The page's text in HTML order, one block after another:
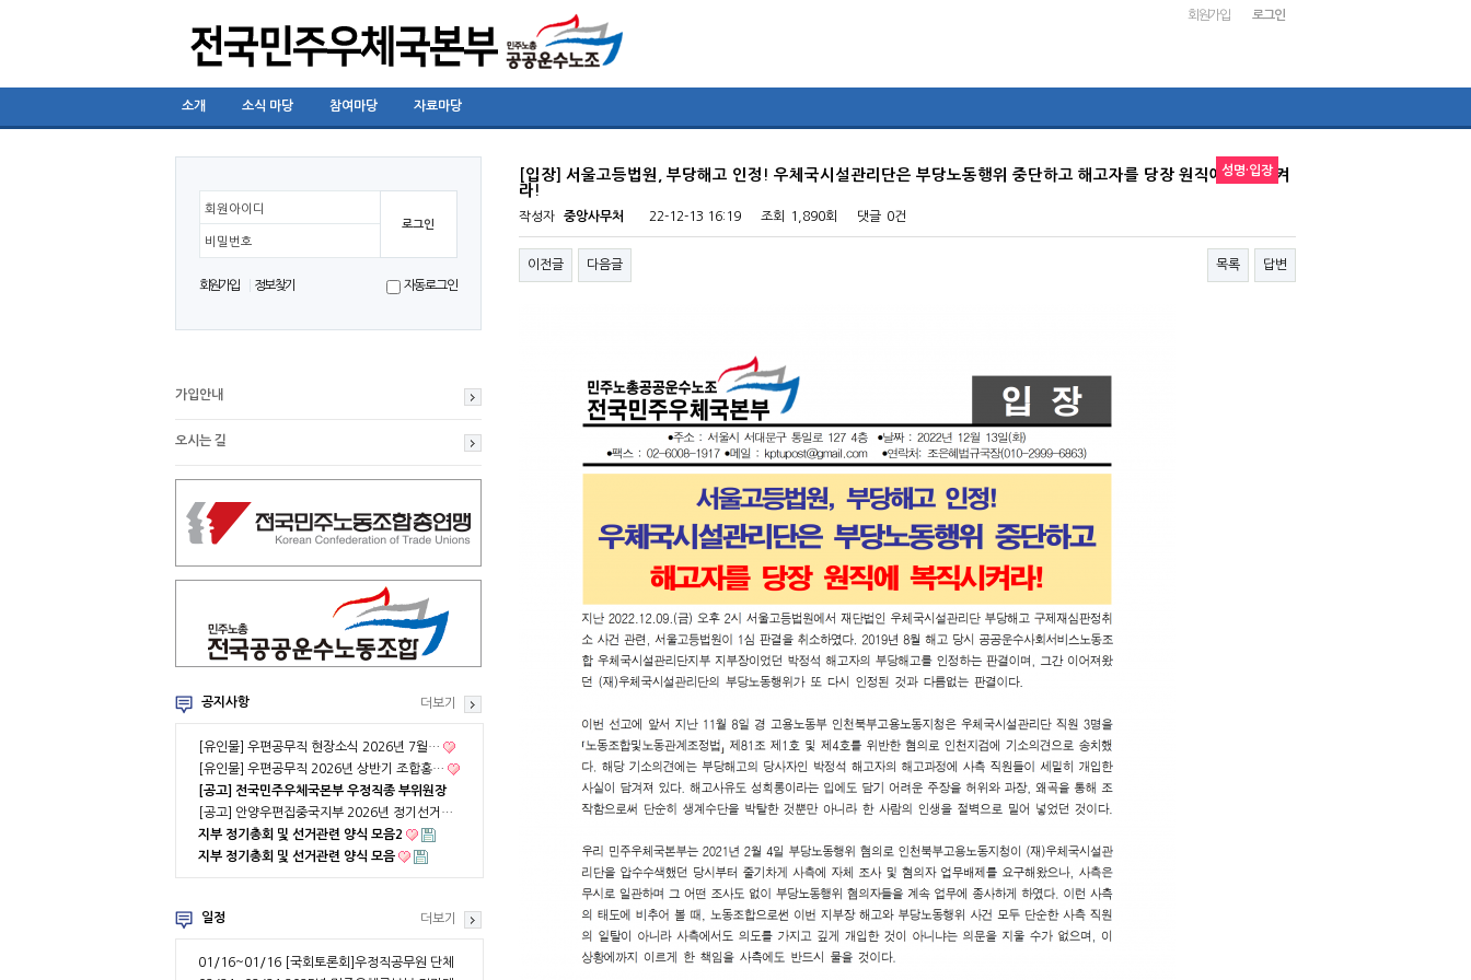
회원가입 로그인
소개 소식 마당 참여마당 자료마당
회원아이디
비밀번호
회원가입 정보찾기 자동로그인
가입안내
오시는 길
공지사항
[유인물] 우편공무직 현장소식 2026년 7월…
[유인물] 우편공무직 2026년 상반기 조합홍…
[공고] 전국민주우체국본부 우정직종 부위원장
…[공고] 안양우편집중국지부 2026년 정기선거…
지부 정기총회 및 선거관련 양식 모음2
지부 정기총회 및 선거관련 양식 모음
더보기
일정
01/16~01/16[국회토론회]우정직공무원 단체
더보기
성명·입장
[입장] 서울고등법원, 부당해고 인정! 우체국시설관리단은 부당노동행위 중단하고 해고자를 당장 원직에 복직시켜
라!
작성자 중앙사무처 22-12-13 16:19 조회 1,890회 댓글 0건
이전글 다음글 목록 답변